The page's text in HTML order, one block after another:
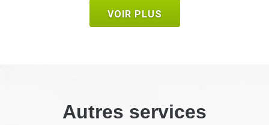
VOIR PLUS
Autres services